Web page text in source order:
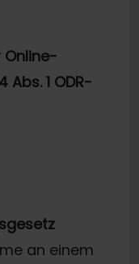
1 ODR-
an einem